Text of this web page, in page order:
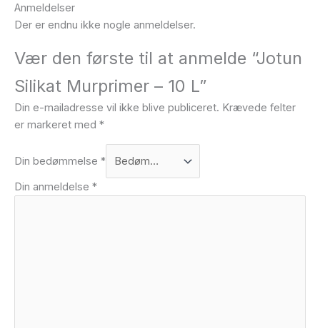
Anmeldelser
Der er endnu ikke nogle anmeldelser.
Vær den første til at anmelde “Jotun
Silikat Murprimer – 10 L”
Din e-mailadresse vil ikke blive publiceret. Krævede felter
er markeret med *
Din bedømmelse *
Din anmeldelse *